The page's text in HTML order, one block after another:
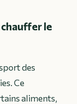
le
des
Ce
aliments,